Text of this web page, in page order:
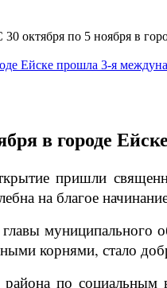
30 октября по 5 ноября в
в городе
пришли
на благое
муниципального
корнями, стало
района по